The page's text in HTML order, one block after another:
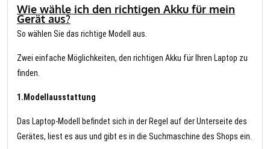
Wie wähle ich den richtigen Akku für mein
Gerät aus?
So wählen Sie das richtige Modell aus.
Zwei einfache Möglichkeiten, den richtigen Akku für Ihren Laptop zu
finden.
1.Modellausstattung
Das Laptop-Modell befindet sich in der Regel auf der Unterseite des
Gerätes, liest es aus und gibt es in die Suchmaschine des Shops ein.